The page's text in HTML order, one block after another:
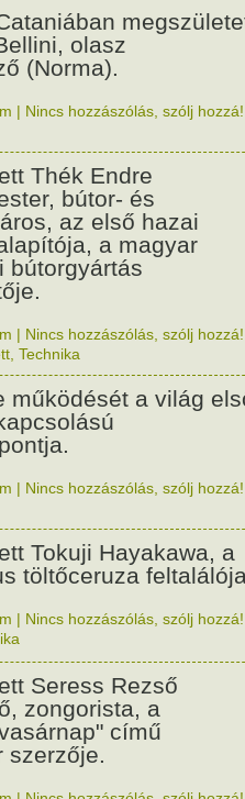
olasz
(Norma).
| Nincs hozzászólás, szólj hozzá!
Thék Endre
bútor- és
az első hazai
a magyar
bútorgyártás
| Nincs hozzászólás, szólj hozzá!
Technika
működését a világ
| Nincs hozzászólás, szólj hozzá!
Tokuji Hayakawa, a
töltőceruza
| Nincs hozzászólás, szólj hozzá!
Seress Rezső
zongorista, a
című
szerzője.